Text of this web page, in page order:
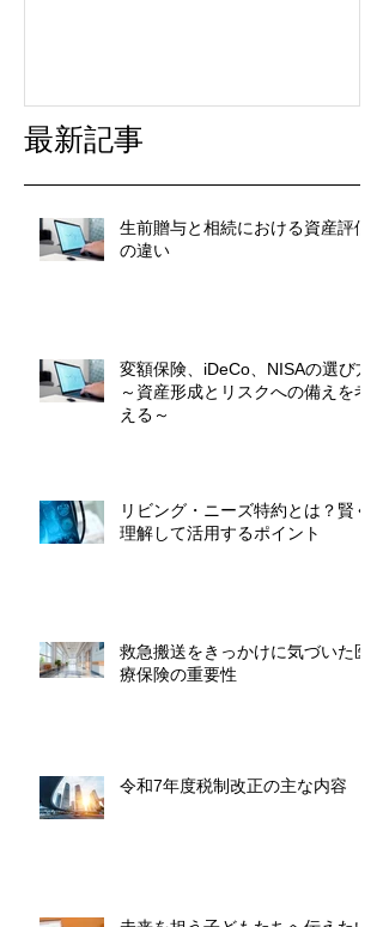
最新記事
生前贈与と相続における資産評価
の違い
変額保険、iDeCo、NISAの選び方
～資産形成とリスクへの備えを考
える～
リビング・ニーズ特約とは？賢く
理解して活用するポイント
救急搬送をきっかけに気づいた医
療保険の重要性
令和7年度税制改正の主な内容